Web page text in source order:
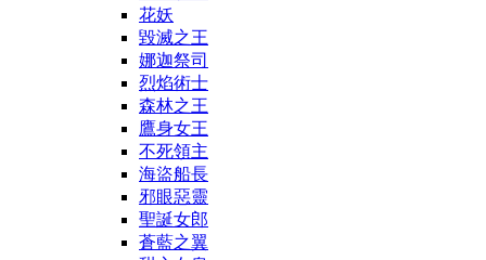
花妖
毀滅之王
娜迦祭司
烈焰術士
森林之王
鷹身女王
不死領主
海盜船長
邪眼惡靈
聖誕女郎
蒼藍之翼